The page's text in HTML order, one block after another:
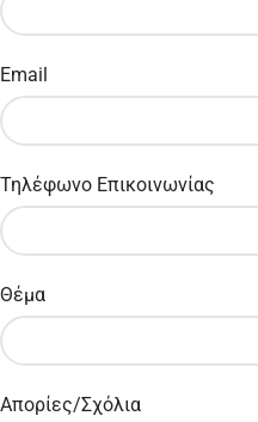
Email
Τηλέφωνο Επικοινωνίας
Θέμα
Απορίες/Σχόλια